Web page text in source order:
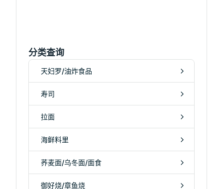
分类查询
天妇罗/油炸食品
寿司
拉面
海鲜料里
荞麦面/乌冬面/面食
御好烧/章鱼烧